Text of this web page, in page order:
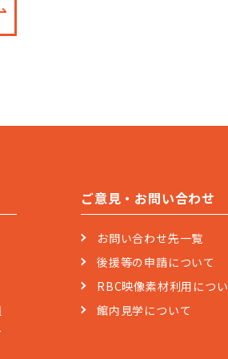
ご意見・お問い合わせ
お問い合わせ先一覧
後援等の申請について
RBC映像素材利用につ
館内見学について